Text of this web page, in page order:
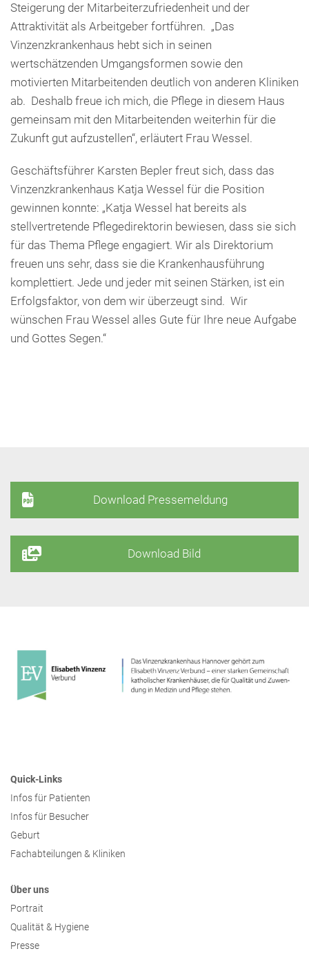
Steigerung der Mitarbeiterzufriedenheit und der
Attraktivität als Arbeitgeber fortführen. „Das
Vinzenzkrankenhaus hebt sich in seinen
wertschätzenden Umgangsformen sowie den
motivierten Mitarbeitenden deutlich von anderen Kliniken
ab. Deshalb freue ich mich, die Pflege in diesem Haus
gemeinsam mit den Mitarbeitenden weiterhin für die
Zukunft gut aufzustellen“, erläutert Frau Wessel.
Geschäftsführer Karsten Bepler freut sich, dass das
Vinzenzkrankenhaus Katja Wessel für die Position
gewinnen konnte: „Katja Wessel hat bereits als
stellvertretende Pflegedirektorin bewiesen, dass sie sich
für das Thema Pflege engagiert. Wir als Direktorium
freuen uns sehr, dass sie die Krankenhausführung
komplettiert. Jede und jeder mit seinen Stärken, ist ein
Erfolgsfaktor, von dem wir überzeugt sind. Wir
wünschen Frau Wessel alles Gute für Ihre neue Aufgabe
und Gottes Segen.“
Download Pressemeldung
Download Bild
Quick-Links
Infos für Patienten
Infos für Besucher
Geburt
Fachabteilungen & Kliniken
Über uns
Portrait
Qualität & Hygiene
Presse